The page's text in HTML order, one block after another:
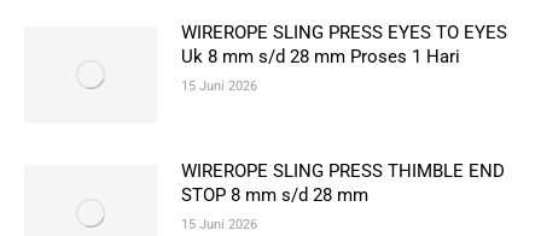
WIREROPE SLING PRESS EYES TO EYES
Uk 8 mm s/d 28 mm Proses 1 Hari
15 Juni 2026
WIREROPE SLING PRESS THIMBLE END
STOP 8 mm s/d 28 mm
15 Juni 2026